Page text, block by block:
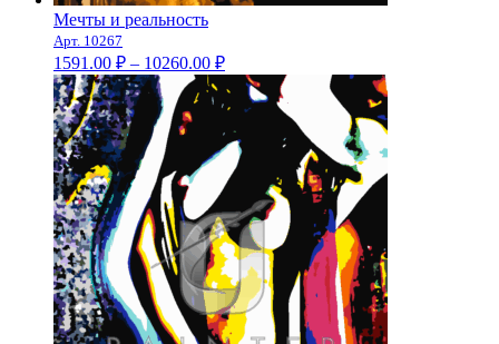
Мечты и реальность
Арт. 10267
1591.00 ₽ – 10260.00 ₽Диапазон
цен:
1591.00 ₽
10260.00 ₽